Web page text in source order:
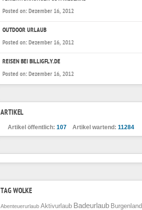
Posted on: Dezember 16, 2012
OUTDOOR URLAUB
Posted on: Dezember 16, 2012
REISEN BEI BILLIGFLY.DE
Posted on: Dezember 16, 2012
ARTIKEL
Artikel öffentlich: 107Artikel wartend: 11284
TAG WOLKE
Abenteuerurlaub Aktivurlaub Badeurlaub Burgenland